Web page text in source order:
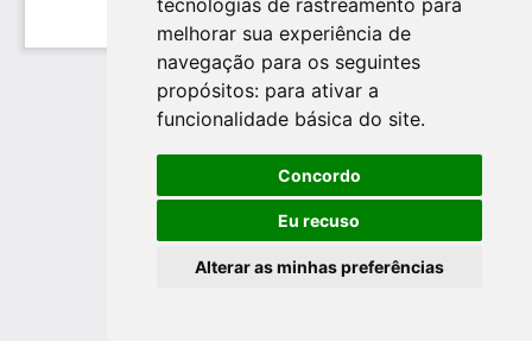
tecnologias de rastreamento para
melhorar sua experiência de
navegação para os seguintes
propósitos: para ativar a
funcionalidade básica do site.
Concordo
Eu recuso
Alterar as minhas preferências